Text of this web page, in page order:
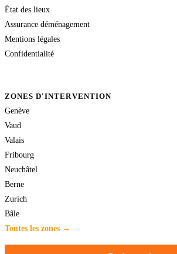
État des lieux
Assurance déménagement
Mentions légales
Confidentialité
ZONES D'INTERVENTION
Genève
Vaud
Valais
Fribourg
Neuchâtel
Berne
Zurich
Bâle
Toutes les zones →